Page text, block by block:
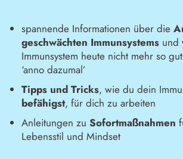
spannende Informationen über die
geschwächten Immunsystems und
Immunsystem heute nicht mehr so
‘anno dazumal’
Tipps und Tricks, wie du dein
befähigst, für dich zu arbeiten
Anleitungen zu Sofortmaßnahmen
Lebensstil und Mindset